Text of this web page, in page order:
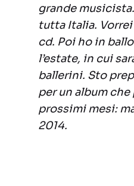
grande
tutta Italia.
cd. Poi ho in
l’estate, in cui
ballerini. Sto
per un album
prossimi mesi:
2014.